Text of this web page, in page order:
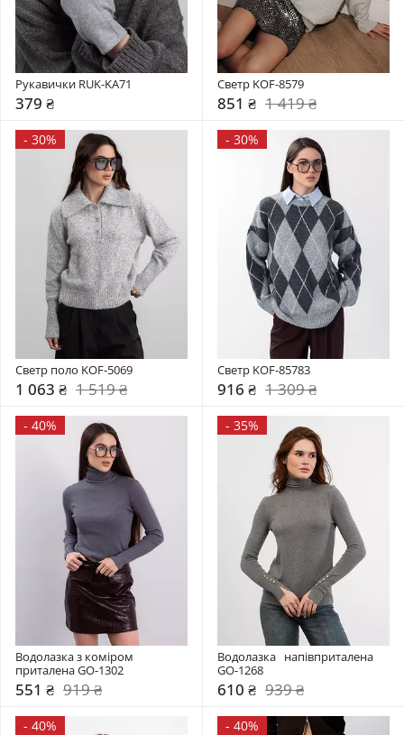
Рукавички RUK-KA71
379 ₴
Светр KOF-8579
851 ₴ 1 419 ₴
- 30%
Светр поло KOF-5069
1 063 ₴ 1 519 ₴
- 30%
Светр KOF-85783
916 ₴ 1 309 ₴
- 40%
Водолазка з коміром
приталена GO-1302
551 ₴ 919 ₴
- 35%
Водолазка   напівприталена
GO-1268
610 ₴ 939 ₴
- 40% - 40%